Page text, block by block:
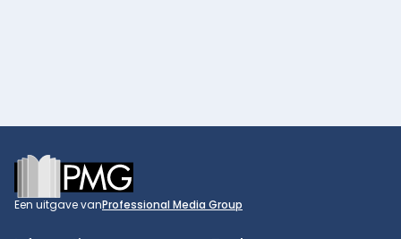
Footer
Een uitgave vanProfessional Media Group